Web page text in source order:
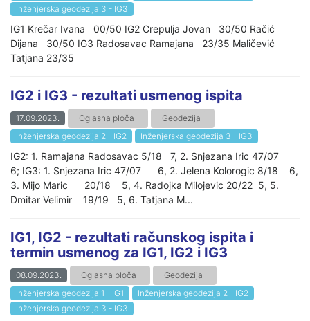
Inženjerska geodezija 3 - IG3
IG1 Krečar Ivana 00/50 IG2 Crepulja Jovan 30/50 Račić
Dijana 30/50 IG3 Radosavac Ramajana 23/35 Maličević
Tatjana 23/35
IG2 i IG3 - rezultati usmenog ispita
17.09.2023. Oglasna ploča
Geodezija
Inženjerska geodezija 2 - IG2
Inženjerska geodezija 3 - IG3
IG2: 1. Ramajana Radosavac 5/18 7, 2. Snjezana Iric 47/07
6; IG3: 1. Snjezana Iric 47/07 6, 2. Jelena Kolorogic 8/18 6,
3. Mijo Maric 20/18 5, 4. Radojka Milojevic 20/22 5, 5.
Dmitar Velimir 19/19 5, 6. Tatjana M...
IG1, IG2 - rezultati računskog ispita i
termin usmenog za IG1, IG2 i IG3
08.09.2023. Oglasna ploča
Geodezija
Inženjerska geodezija 1 - IG1
Inženjerska geodezija 2 - IG2
Inženjerska geodezija 3 - IG3